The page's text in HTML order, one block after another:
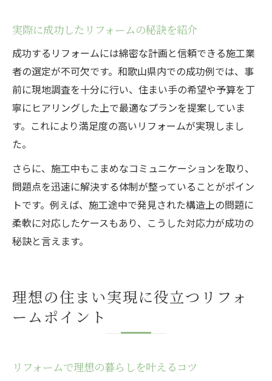
実際に成功したリフォームの秘訣を紹介
成功するリフォームには綿密な計画と信頼できる施工業
者の選定が不可欠です。和歌山県内での成功例では、事
前に現地調査を十分に行い、住まい手の希望や予算を丁
寧にヒアリングした上で最適なプランを提案していま
す。これにより満足度の高いリフォームが実現しまし
た。
さらに、施工中もこまめなコミュニケーションを取り、
問題点を迅速に解決する体制が整っていることがポイン
トです。例えば、施工途中で発見された構造上の問題に
柔軟に対応したケースもあり、こうした対応力が成功の
秘訣と言えます。
理想の住まい実現に役立つリフォ
ームポイント
リフォームで理想の暮らしを叶えるコツ